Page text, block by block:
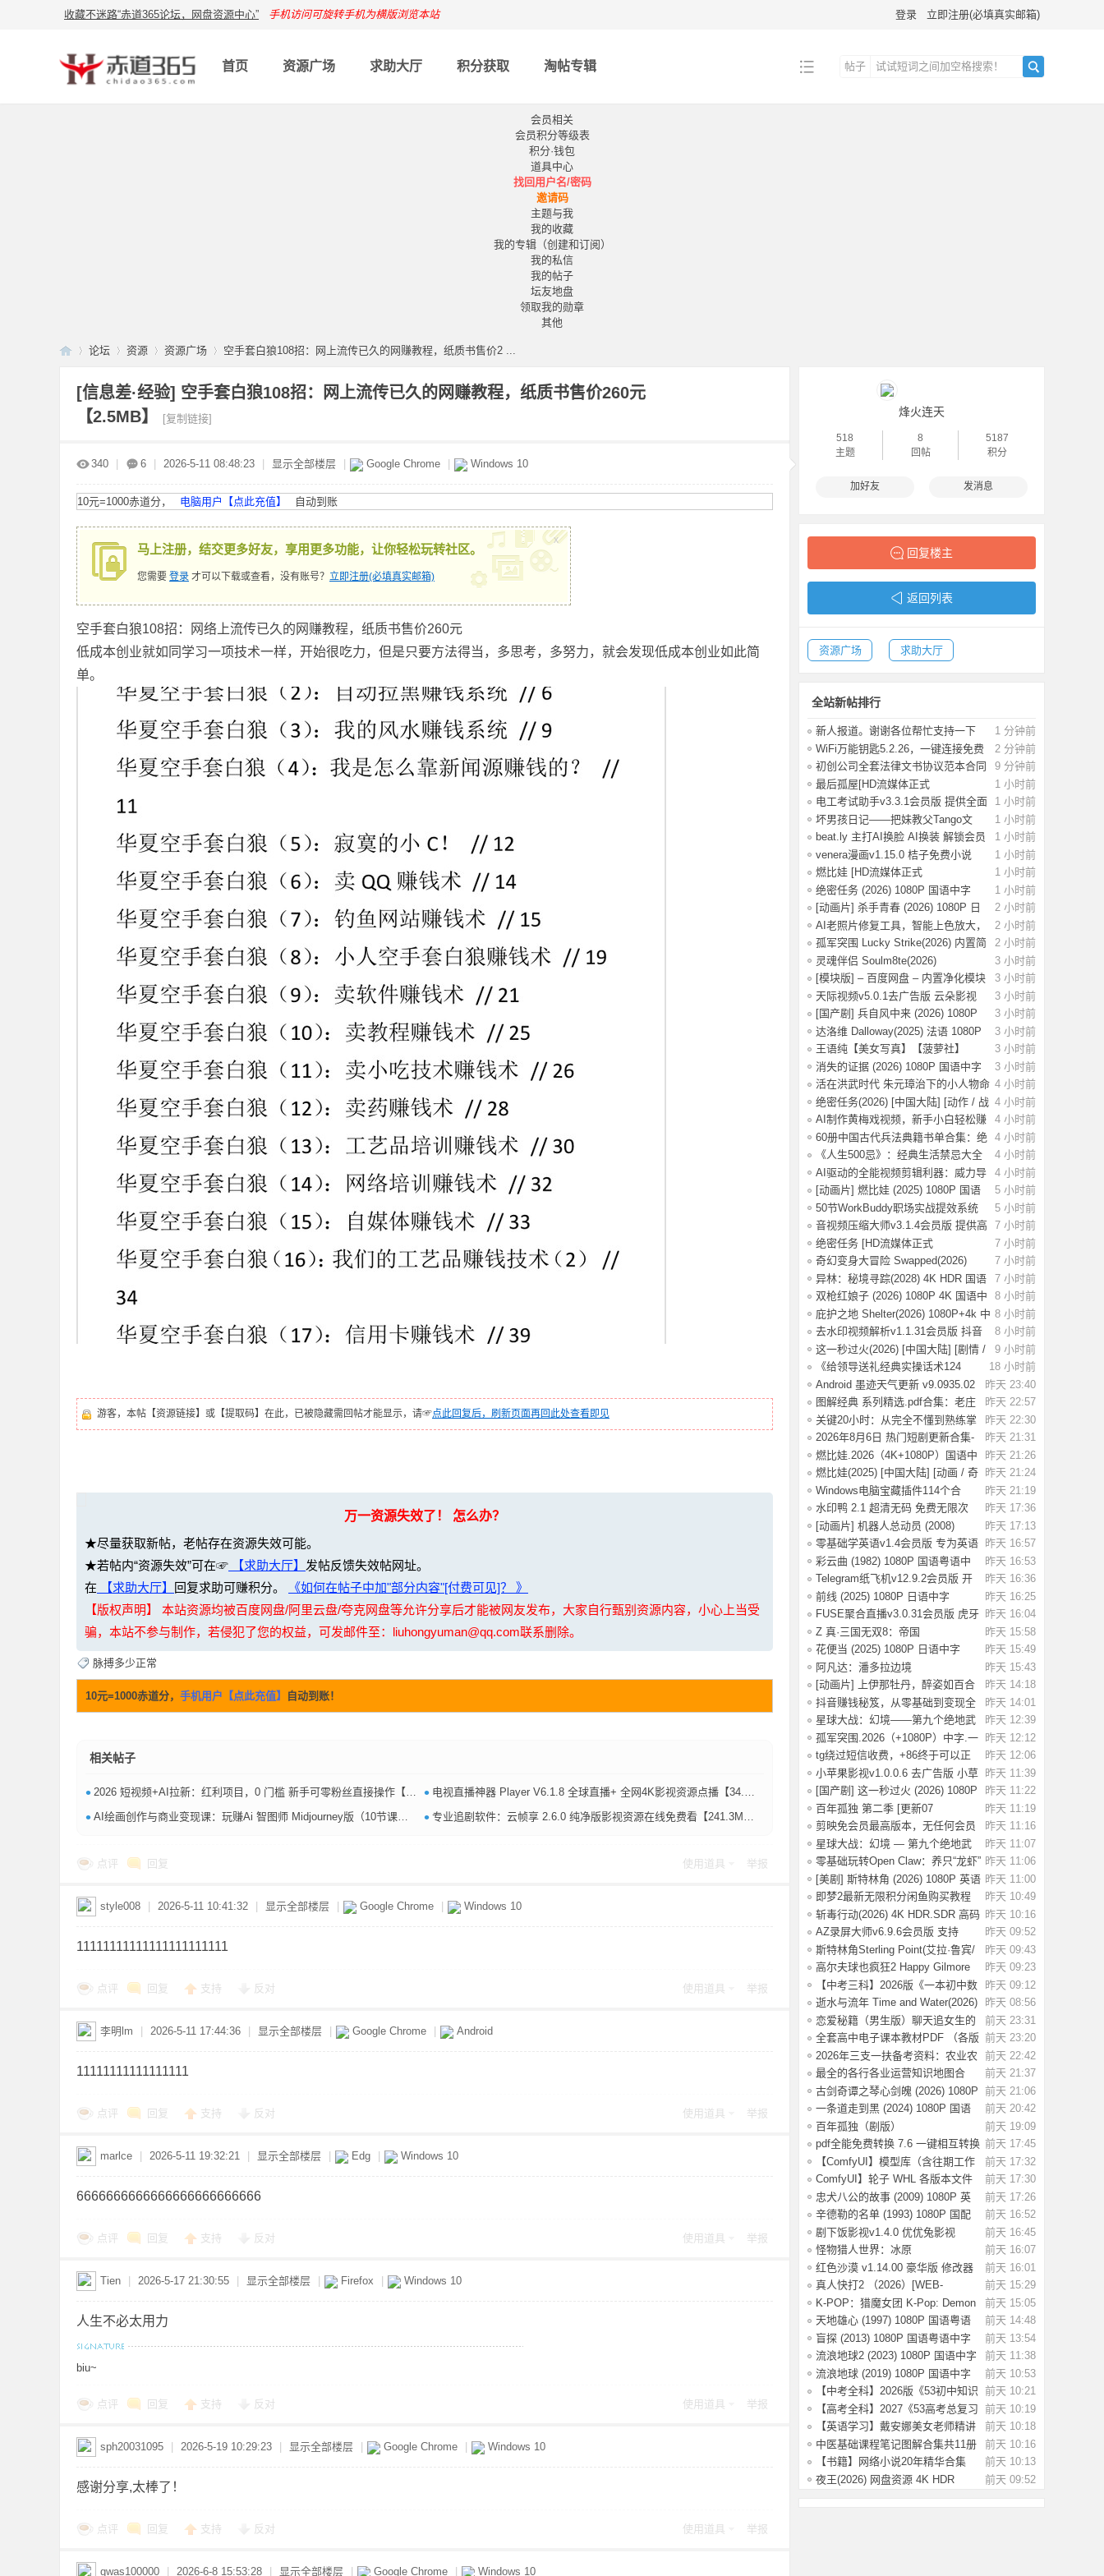
收藏不迷路“赤道365论坛，网盘资源中心” 手机访问可旋转手机为横版浏览本站 登录 立即注册(必填真实邮箱)
首页 资源广场 求助大厅 积分获取 淘帖专辑
帖子
会员相关
会员积分等级表
积分·钱包
道具中心
找回用户名/密码
邀请码
主题与我
我的收藏
我的专辑（创建和订阅）
我的私信
我的帖子
坛友地盘
领取我的勋章
其他
论坛
›
资源 资源广场
›
空手套白狼108招：网上流传已久的网赚教程，纸质书售价2 ...
[信息差·经验] 空手套白狼108招：网上流传已久的网赚教程，纸质书售价260元
【2.5MB】
[复制链接]
340 6 2026-5-11 08:48:23 显示全部楼层 Google Chrome Windows 10
10元=1000赤道分， 电脑用户【点此充值】 自动到账
马上注册，结交更多好友，享用更多功能，让你轻松玩转社区。
您需要 登录 才可以下载或查看，没有账号？ 立即注册(必填真实邮箱)
x
空手套白狼108招：网络上流传已久的网赚教程，纸质书售价260元
低成本创业就如同学习一项技术一样，开始很吃力，但是只要方法得当，多思考，多努力，就会发现低成本创业如此简
单。
游客，本帖【资源链接】或【提取码】在此，已被隐藏需回帖才能显示，请☞点此回复后，刷新页面再回此处查看即见
万一资源失效了！ 怎么办？
★尽量获取新帖，老帖存在资源失效可能。
★若帖内“资源失效”可在☞ 【求助大厅】 发帖反馈失效帖网址。
在 【求助大厅】 回复求助可赚积分。
《如何在帖子中加"部分内容"[付费可见]？ 》
【版权声明】 本站资源均被百度网盘/阿里云盘/夸克网盘等允许分享后才能被网友发布，大家自行甄别资源内容，小心上当受
骗，本站不参与制作，若侵犯了您的权益，可发邮件至：liuhongyuman@qq.com联系删除。
脉搏多少正常
10元=1000赤道分， 手机用户【点此充值】 自动到账！
相关帖子
• 2026 短视频+AI拉新：红利项目，0 门槛 新手可零粉丝直接操作【111.5MB】 • 电视直播神器 Player V6.1.8 全球直播+ 全网4K影视资源点播【34.7MB】
• AI绘画创作与商业变现课：玩赚Ai 智图师 Midjourney版（10节课）【145.3MB】 • 专业追剧软件：云帧享 2.6.0 纯净版影视资源在线免费看【241.3MB】
点评 回复 使用道具 举报
style008 2026-5-11 10:41:32 显示全部楼层 Google Chrome Windows 10
11111111111111111111111
点评 回复 支持 反对 使用道具 举报
李明lm 2026-5-11 17:44:36 显示全部楼层 Google Chrome Android
11111111111111111
点评 回复 支持 反对 使用道具 举报
marlce 2026-5-11 19:32:21 显示全部楼层 Edg Windows 10
6666666666666666666666666
点评 回复 支持 反对 使用道具 举报
Tien 2026-5-17 21:30:55 显示全部楼层 Firefox Windows 10
人生不必太用力
biu~
点评 回复 支持 反对 使用道具 举报
sph20031095 2026-5-19 10:29:23 显示全部楼层 Google Chrome Windows 10
感谢分享,太棒了！
点评 回复 支持 反对 使用道具 举报
qwas100000 2026-6-8 15:53:28 显示全部楼层 Google Chrome Windows 10
烽火连天
518
主题
8
回帖
5187
积分
加好友 发消息
回复楼主
返回列表
资源广场 求助大厅
全站新帖排行
1 分钟前
新人报道。谢谢各位帮忙支持一下
2 分钟前
WiFi万能钥匙5.2.26，一键连接免费
WiFi，解
9 分钟前
初创公司全套法律文书协议范本合同
模板合集
1 小时前
最后孤屋[HD流媒体正式
版]The.Last.House.2
1 小时前
电工考试助手v3.3.1会员版 提供全面
的学习
1 小时前
坏男孩日记——把妹教父Tango文
集.pdf，当
1 小时前
beat.ly 主打AI换脸 AI换装 解锁会员
版
1 小时前
venera漫画v1.15.0 桔子免费小说
v1.1.8书
1 小时前
燃比娃 [HD流媒体正式
版]A.Story.About.Fir
1 小时前
绝密任务 (2026) 1080P 国语中字
[0.8G]
2 小时前
[动画片] 杀手青春 (2026) 1080P 日
语中字
2 小时前
AI老照片修复工具，智能上色放大，
一键还原
2 小时前
孤军突围 Lucky Strike(2026) 内置简
英 4K
3 小时前
灵魂伴侣 Soulm8te(2026)
【4K.DV.HDR】【
3 小时前
[模块版] – 百度网盘 – 内置净化模块
–
3 小时前
天际视频v5.0.1去广告版 云朵影视
v1.9.0去
3 小时前
[国产剧] 兵自风中来 (2026) 1080P
国语中
3 小时前
达洛维 Dalloway(2025) 法语 1080P
【3.2G
3 小时前
王语纯【美女写真】【菠萝社】
【51P】
3 小时前
消失的证据 (2026) 1080P 国语中字
[1.09G]
4 小时前
活在洪武时代 朱元璋治下的小人物命
运
4 小时前
绝密任务(2026) [中国大陆] [动作 / 战
争 /
4 小时前
AI制作黄梅戏视频，新手小白轻松赚
取收益
4 小时前
60册中国古代兵法典籍书单合集：绝
版古代兵
4 小时前
《人生500忌》：经典生活禁忌大全
4 小时前
AI驱动的全能视频剪辑利器：威力导
演v24.6.
5 小时前
[动画片] 燃比娃 (2025) 1080P 国语
中字 [0
5 小时前
50节WorkBuddy职场实战提效系统
课：掌握效
7 小时前
音视频压缩大师v3.1.4会员版 提供高
效的音
7 小时前
绝密任务 [HD流媒体正式
版]Operation.Black
7 小时前
奇幻变身大冒险 Swapped(2026)
[1080P] [中
7 小时前
异林：秘境寻踪(2028) 4K HDR 国语
中字【1.
8 小时前
双枪红娘子 (2026) 1080P 4K 国语中
字 [1.7
8 小时前
庇护之地 Shelter(2026) 1080P+4k 中
英双字
8 小时前
去水印视频解析v1.1.31会员版 抖音
等平台无
9 小时前
这一秒过火(2026) [中国大陆] [剧情 /
爱情
18 小时前
《给领导送礼经典实操话术124
条》：不踩红
昨天 23:40
Android 墨迹天气更新 v9.0935.02
去广告解
昨天 22:57
图解经典 系列精选.pdf合集：老庄
易经 风
昨天 22:30
关键20小时：从完全不懂到熟练掌
握一门新技
昨天 21:31
2026年8月6日 热门短剧更新合集-
海量热门
昨天 21:26
燃比娃.2026（4K+1080P）国语中
字.首部宣纸
昨天 21:24
燃比娃(2025) [中国大陆] [动画 / 奇
幻 /
昨天 21:19
Windows电脑宝藏插件114个合
集，按功能分类
昨天 17:36
水印鸭 2.1 超清无码 免费无限次
试了好多
昨天 17:13
[动画片] 机器人总动员 (2008)
1080P 国配
昨天 16:57
零基础学英语v1.4会员版 专为英语
初学者设
昨天 16:53
彩云曲 (1982) 1080P 国语粤语中
字 [2.49G]
昨天 16:36
Telegram纸飞机v12.9.2会员版 开
放注册了
昨天 16:25
前线 (2025) 1080P 日语中字
[1.74G]
昨天 16:04
FUSE聚合直播v3.0.31会员版 虎牙
斗鱼抖音快
昨天 15:58
Z 真·三国无双8：帝国
_Build.20984287 官
昨天 15:49
花便当 (2025) 1080P 日语中字
[1.83G]
昨天 15:43
阿凡达：潘多拉边境
Build.22429549（Avata
昨天 14:18
[动画片] 上伊那牡丹，醉姿如百合
(2026) 1
昨天 14:01
抖音赚钱秘笈，从零基础到变现全
解析[40.4G
昨天 12:39
星球大战：幻境——第九个绝地武
士.2026（4
昨天 12:12
孤军突围.2026（+1080P）中字.一
名军官冲出
昨天 12:06
tg绕过短信收费，+86终于可以正
常登录了
昨天 11:39
小苹果影视v1.0.0.6 去广告版 小草
影视v2.5
昨天 11:22
[国产剧] 这一秒过火 (2026) 1080P
国语中
昨天 11:19
百年孤独 第二季 [更新07
集]2026.HD1080P.X
昨天 11:16
剪映免会员最高版本，无任何会员
按钮，免会
昨天 11:07
星球大战：幻境 — 第九个绝地武
士 (2026)
昨天 11:06
零基础玩转Open Claw：养只“龙虾”
当助理
昨天 11:00
[美剧] 斯特林角 (2026) 1080P 英语
中字 (
昨天 10:49
即梦2最新无限积分闲鱼购买教程
昨天 10:16
斩毒行动(2026) 4K HDR.SDR 高码
率 【国语
昨天 09:52
AZ录屏大师v6.9.6会员版 支持
1080P/60fps
昨天 09:43
斯特林角Sterling Point(艾拉·鲁宾/
艾米丽
昨天 09:23
高尔夫球也疯狂2 Happy Gilmore
2(2025) WE
昨天 09:12
【中考三科】2026版《一本初中数
理化公式定
昨天 08:56
逝水与流年 Time and Water(2026)
【简繁英
前天 23:31
恋爱秘籍（男生版）聊天追女生的
话术技巧，
前天 23:20
全套高中电子课本教材PDF （各版
本齐全）【
前天 22:42
2026年三支一扶备考资料：农业农
村知识考前
前天 21:37
最全的各行各业运营知识地图合
集，运营人案
前天 21:06
古剑奇谭之琴心剑魄 (2026) 1080P
国语中字
前天 20:42
一条道走到黑 (2024) 1080P 国语
中字 [1.35
前天 19:09
百年孤独（剧版）
S02.2026（4K+1080P）中字
前天 17:45
pdf全能免费转换 7.6 一键相互转换
前天 17:32
【ComfyUI】模型库（含往期工作
流模型）
前天 17:30
ComfyUI】轮子 WHL 各版本文件
前天 17:26
忠犬八公的故事 (2009) 1080P 英
语中字 [2.
前天 16:52
辛德勒的名单 (1993) 1080P 国配
国语英语
前天 16:45
剧下饭影视v1.4.0 优优兔影视
v5.1.3
前天 16:07
怪物猎人世界：冰原
Build.15539686 全DLC
前天 16:01
红色沙漠 v1.14.00 豪华版 修改器
（Crimson
前天 15:29
真人快打2 （2026）[WEB-
MKV/124G][英语中
前天 15:05
K-POP：猎魔女团 K-Pop: Demon
Hunters(202
前天 14:48
天地雄心 (1997) 1080P 国语粤语
中字 [3.17
前天 13:54
盲探 (2013) 1080P 国语粤语中字
[3.64G]
前天 11:38
流浪地球2 (2023) 1080P 国语中字
[2.8G]
前天 10:53
流浪地球 (2019) 1080P 国语中字
[3.54G]
前天 10:21
【中考全科】2026版《53初中知识
清单》9科
前天 10:19
【高考全科】2027《53高考总复习
A版》9科全
前天 10:18
【英语学习】戴安娜美女老师精讲
《新概念英
前天 10:16
中医基础课程笔记图解合集共11册
前天 10:13
【书籍】网络小说20年精华合集
（都市、悬疑
前天 09:52
夜王(2026) 网盘资源 4K HDR